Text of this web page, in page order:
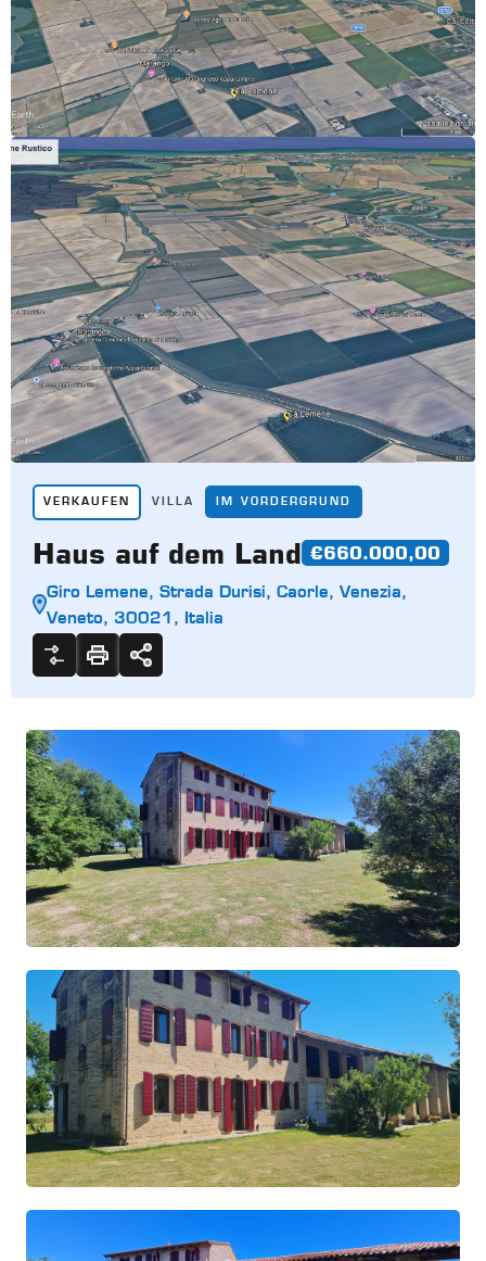
VERKAUFEN VILLA IM VORDERGRUND
Haus auf dem Land €660.000,00
Giro Lemene, Strada Durisi, Caorle, Venezia,
Veneto, 30021, Italia